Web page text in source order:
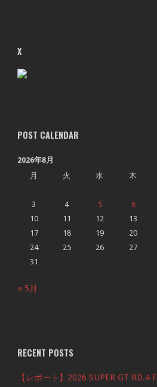
X
POST CALENDAR
2026年8月
月
火 水 木
3
4 5 6
10
11 12 13
17
18 19 20
24
25 26 27
31
« 5月
RECENT POSTS
【レポート】2026 SUPER GT RD.4